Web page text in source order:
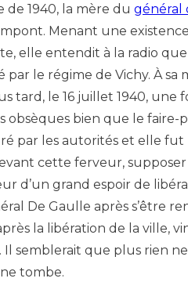
de 1940, la mère du général
Menant une
elle entendit à la radio
par le régime de Vichy. À sa
tard, le 16 juillet 1940, une
obsèques bien que le faire-
par les autorités et elle fut
cette ferveur,
d’un grand espoir de
De Gaulle après s’être
la libération de la ville,
Il semblerait que plus rien ne
tombe.